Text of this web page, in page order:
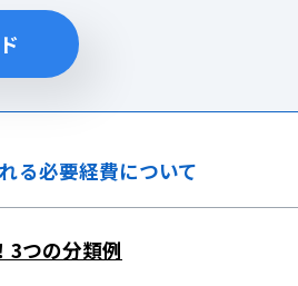
る必要経費について
3つの分類例